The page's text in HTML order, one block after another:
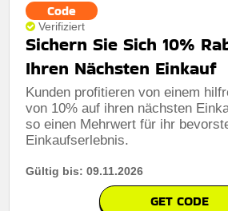
Code
Verifiziert
Sichern Sie Sich 10%
Ihren Nächsten Einkauf
Kunden profitieren von einem
von 10% auf ihren nächsten
so einen Mehrwert für ihr
Einkaufserlebnis.
Gültig bis: 09.11.2026
GET CODE